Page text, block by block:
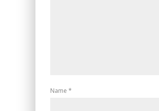
Name *